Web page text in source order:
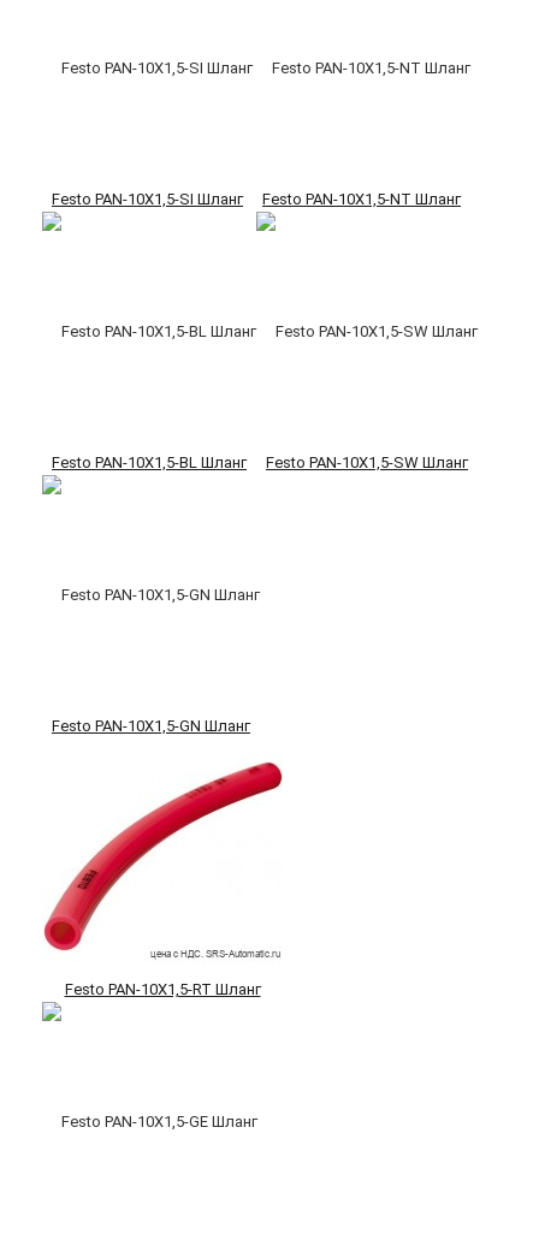
Festo PAN-10X1,5-SI Шланг Festo PAN-10X1,5-NT Шланг
Festo PAN-10X1,5-BL Шланг Festo PAN-10X1,5-SW Шланг
Festo PAN-10X1,5-GN Шланг
Festo PAN-10X1,5-RT Шланг